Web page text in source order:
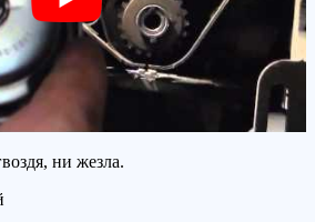
ни жезла.